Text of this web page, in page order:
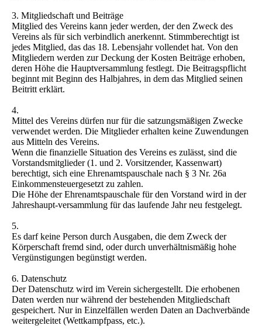
3. Mitgliedschaft und Beiträge
Mitglied des Vereins kann jeder werden, der den Zweck des
Vereins als für sich verbindlich anerkennt. Stimmberechtigt ist
jedes Mitglied, das das 18. Lebensjahr vollendet hat. Von den
Mitgliedern werden zur Deckung der Kosten Beiträge erhoben,
deren Höhe die Hauptversammlung festlegt. Die Beitragspflicht
beginnt mit Beginn des Halbjahres, in dem das Mitglied seinen
Beitritt erklärt.
4.
Mittel des Vereins dürfen nur für die satzungsmäßigen Zwecke
verwendet werden. Die Mitglieder erhalten keine Zuwendungen
aus Mitteln des Vereins.
Wenn die finanzielle Situation des Vereins es zulässt, sind die
Vorstandsmitglieder (1. und 2. Vorsitzender, Kassenwart)
berechtigt, sich eine Ehrenamtspauschale nach § 3 Nr. 26a
Einkommensteuergesetzt zu zahlen.
Die Höhe der Ehrenamtspauschale für den Vorstand wird in der
Jahreshaupt-versammlung für das laufende Jahr neu festgelegt.
5.
Es darf keine Person durch Ausgaben, die dem Zweck der
Körperschaft fremd sind, oder durch unverhältnismäßig hohe
Vergünstigungen begünstigt werden.
6. Datenschutz
Der Datenschutz wird im Verein sichergestellt. Die erhobenen
Daten werden nur während der bestehenden Mitgliedschaft
gespeichert. Nur in Einzelfällen werden Daten an Dachverbände
weitergeleitet (Wettkampfpass, etc.).